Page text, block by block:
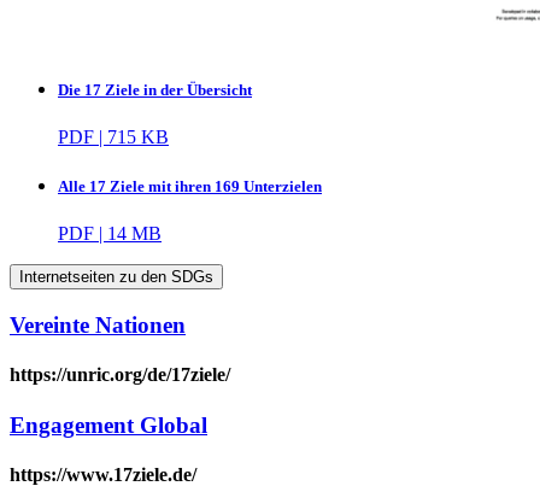
Die 17 Ziele in der Übersicht
PDF | 715 KB
Alle 17 Ziele mit ihren 169 Unterzielen
PDF | 14 MB
Internetseiten zu den SDGs
Vereinte Nationen
https://unric.org/de/17ziele/
Engagement Global
https://www.17ziele.de/